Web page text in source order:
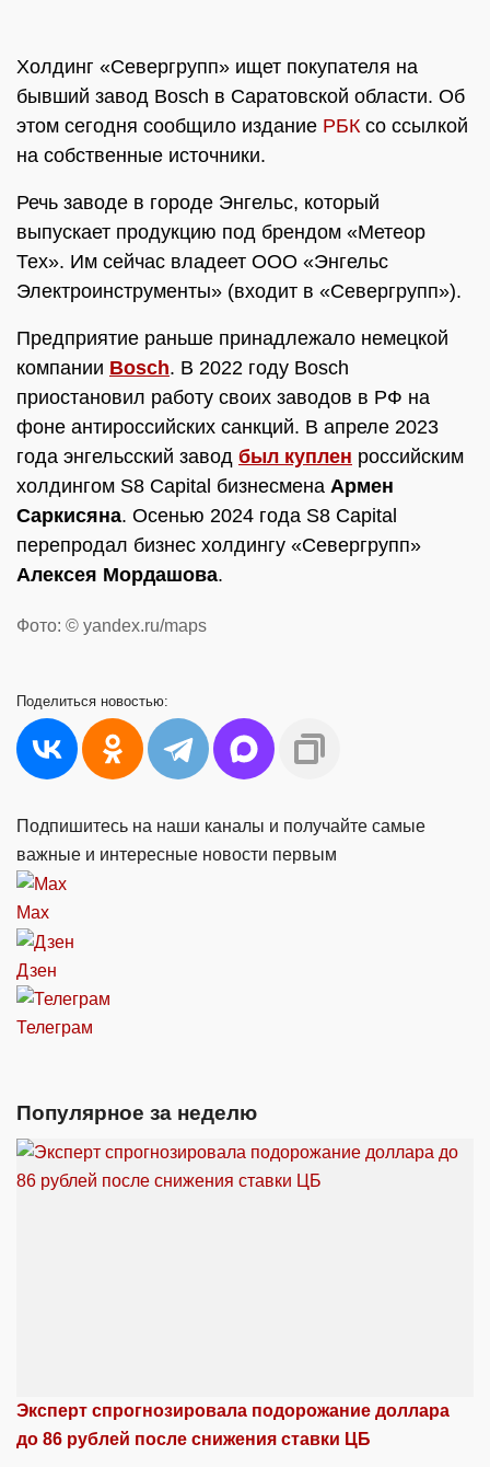
Холдинг «Севергрупп» ищет покупателя на
бывший завод Bosch в Саратовской области. Об
этом сегодня сообщило издание РБКсо ссылкой
на собственные источники.
Речь заводе в городе Энгельс, который
выпускает продукцию под брендом «Метеор
Тех». Им сейчас владеет ООО «Энгельс
Электроинструменты» (входит в «Севергрупп»).
Предприятие раньше принадлежало немецкой
компании Bosch. В 2022 году Bosch
приостановил работу своих заводов в РФ на
фоне антироссийских санкций. В апреле 2023
года энгельсский завод был куплен российским
холдингом S8 Capital бизнесмена Армен
Саркисяна. Осенью 2024 года S8 Capital
перепродал бизнес холдингу «Севергрупп»
Алексея Мордашова.
Фото: © yandex.ru/maps
Поделиться новостью:
Подпишитесь на наши каналы и получайте самые
важные и интересные новости первым
Max
Дзен
Телеграм
Популярное за неделю
Эксперт спрогнозировала подорожание доллара
до 86 рублей после снижения ставки ЦБ